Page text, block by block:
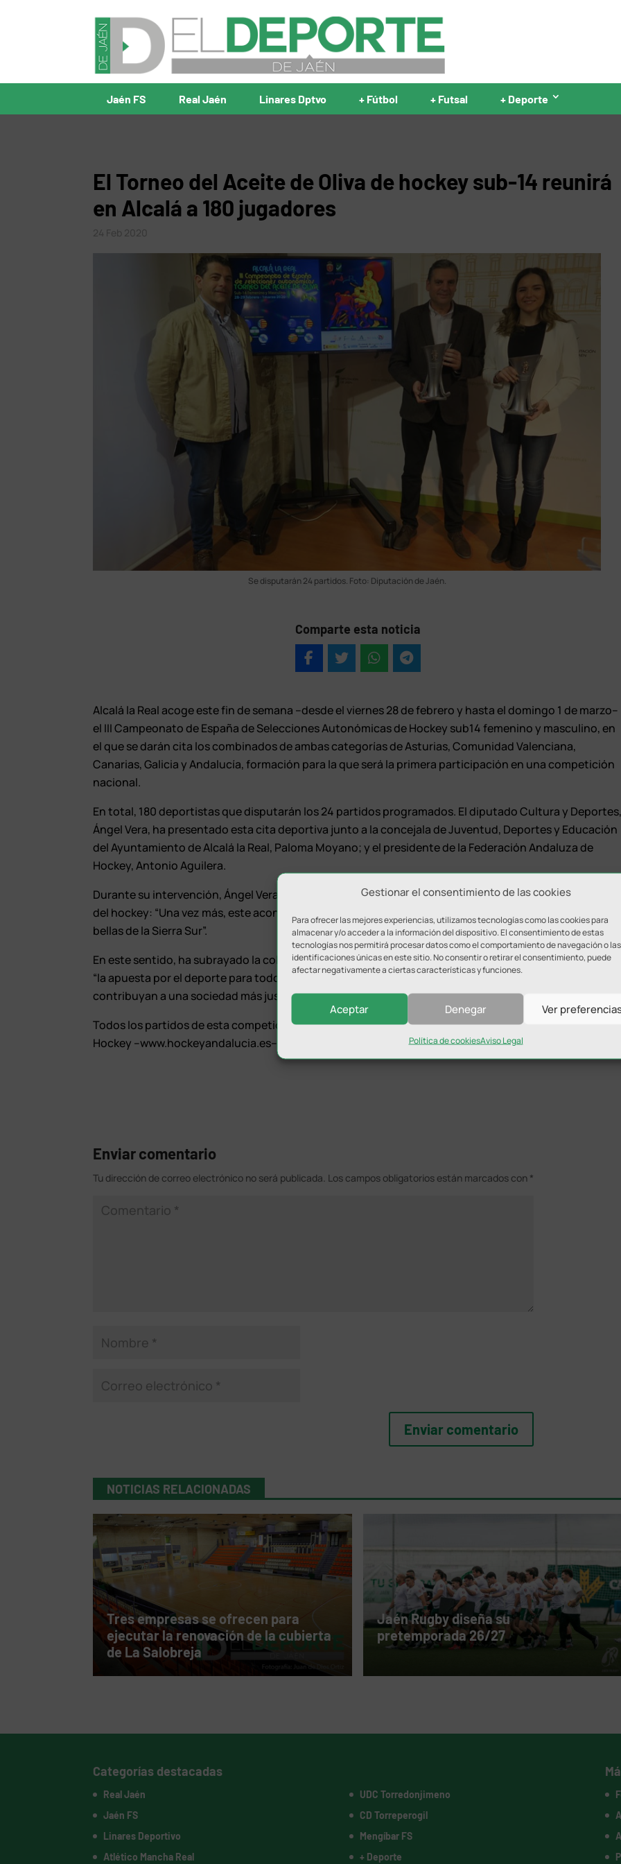
Gestionar el consentimiento de las cookies
Para ofrecer las mejores experiencias, utilizamos tecnologías como las cookies para
almacenar y/o acceder a la información del dispositivo. El consentimiento de estas
tecnologías nos permitirá procesar datos como el comportamiento de navegación o las
identificaciones únicas en este sitio. No consentir o retirar el consentimiento, puede
afectar negativamente a ciertas características y funciones.
Aceptar Denegar Ver
Política de cookiesAviso Legal
Jaén FS Real Jaén Linares Dptvo + Fútbol + Futsal + Deporte
El Torneo del Aceite de Oliva de hockey sub-14 reunirá
en Alcalá a 180 jugadores
Se disputarán 24 partidos. Foto: Diputación de Jaén.
Comparte esta noticia
Alcalá la Real acoge este fin de semana –desde el viernes 28 de febrero y hasta el domingo 1 de marzo–
el III Campeonato de España de Selecciones Autonómicas de Hockey sub14 femenino y masculino, en
el que se darán cita los combinados de ambas categorías de Asturias, Comunidad Valenciana,
Canarias, Galicia y Andalucía, formación para la que será la primera participación en una competición
nacional.
En total, 180 deportistas que disputarán los 24 partidos programados. El diputado Cultura y
Ángel Vera, ha presentado esta cita deportiva junto a la concejala de Juventud, Deportes y Educación
del Ayuntamiento de Alcalá la Real, Paloma Moyano; y el presidente de la Federación Andaluza de
Hockey, Antonio Aguilera.
Durante su intervención, Ángel Vera ha destacado la trayectoria de la localidad alcalaína en el ámbito
del hockey: “Una vez más, este acontecimientos permitirá dar a conocer una de las ciudades más
bellas de la Sierra Sur”.
En este sentido, ha subrayado la colaboración de la Diputación en una actividad que pone de relieve
“la apuesta por el deporte para todos y todas, como un instrumento para la promoción de valores que
contribuyan a una sociedad más justa, igualitaria y respetuosa”.
Todos los partidos de esta competición podrán verse a través de la web de la Federación Andaluza de
Hockey –www.hockeyandalucia.es–.
Enviar comentario
Tu dirección de correo electrónico no será publicada. Los campos obligatorios están marcados con *
NOTICIAS RELACIONADAS
Tres empresas se ofrecen para
ejecutar la renovación de la cubierta
de La Salobreja
Jaén Rugby diseña su
pretemporada 26/27
Categorías destacadas
Real Jaén
Jaén FS
Linares Deportivo
Atlético Mancha Real
UDC Torredonjimeno
CD Torreperogil
Mengíbar FS
+ Deporte